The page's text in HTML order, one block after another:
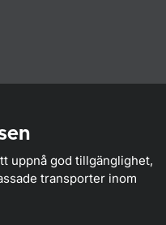
uppnå god tillgänglighet,
transporter inom